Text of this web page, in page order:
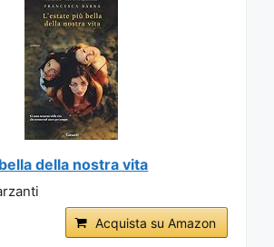
della nostra vita
Acquista su Amazon